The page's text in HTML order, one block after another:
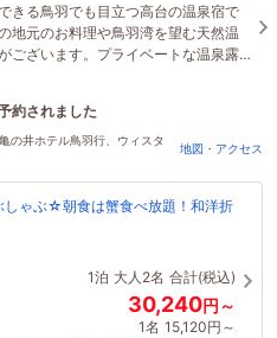
きる鳥羽でも目立つ高台の温泉宿で
地元のお料理や鳥羽湾を望む天然温
ございます。プライベートな温泉露
屋を新設。伊勢神宮まで車で約30分
を見ています
約されました
の井ホテル鳥羽行、ウィスタ
地図・アクセス
ゃぶ☆朝食は蟹食べ放題！和洋折
1泊 大人2名 合計(税込)
30,240円～
1名 15,120円～